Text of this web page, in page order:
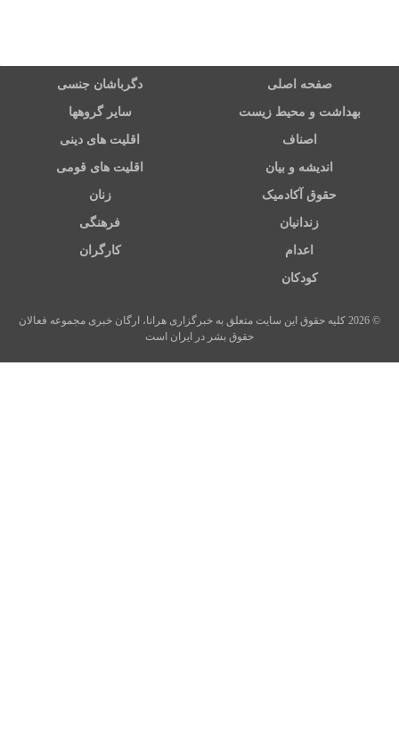
صفحه اصلی دگرباشان جنسی
بهداشت و محیط زیست سایر گروهها
اصناف اقلیت های دینی
اندیشه و بیان اقلیت های قومی
حقوق آکادمیک زنان
زندانیان فرهنگی
اعدام کارگران
کودکان
© 2026 کلیه حقوق این سایت متعلق به خبرگزاری هرانا، ارگان خبری مجموعه فعالان
حقوق بشر در ایران است